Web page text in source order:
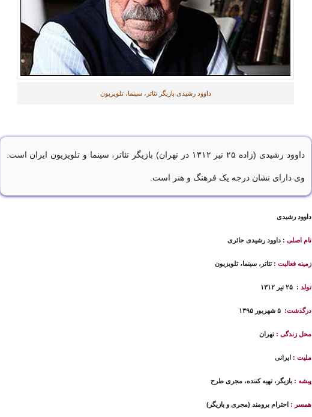
داوود رشیدی بازیگرتئاتر، سینما، تلویزیون
داوود رشیدی (زاده ۲۵ تیر ۱۳۱۲ در تهران) بازیگر تئاتر، سینما و تلویزیون ایران است.
وی دارای نشان درجه یک فرهنگ و هنر است.
داوود رشیدی
نام اصلی : داوود رشیدی حائری
زمینه فعالیت : تئاتر، سینما، تلویزیون
تولد : ۲۵ تیر ۱۳۱۲
درگذشت: ۵ شهریور ۱۳۹ ۵
محل زندگی : تهران
ملیت : ایرانی
پیشه : بازیگر، تهیه کننده، مجری طرح
همسر : احترام برومند (مجری و بازیگر)